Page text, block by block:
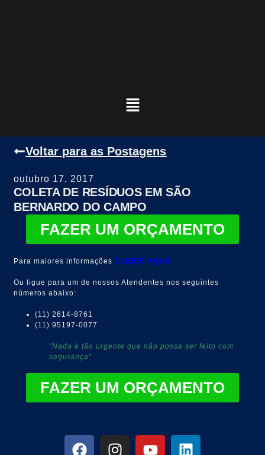
Voltar para as Postagens
outubro 17, 2017
COLETA DE RESÍDUOS EM SÃO
BERNARDO DO CAMPO
FAZER UM ORÇAMENTO
Para maiores informaçõesCLIQUE AQUI!
Ou ligue para um de nossos Atendentes nos seguintes
números abaixo:
(11) 2614-8761
(11) 95197-0077
“Nada é tão urgente que não possa ser feito com
segurança”
FAZER UM ORÇAMENTO